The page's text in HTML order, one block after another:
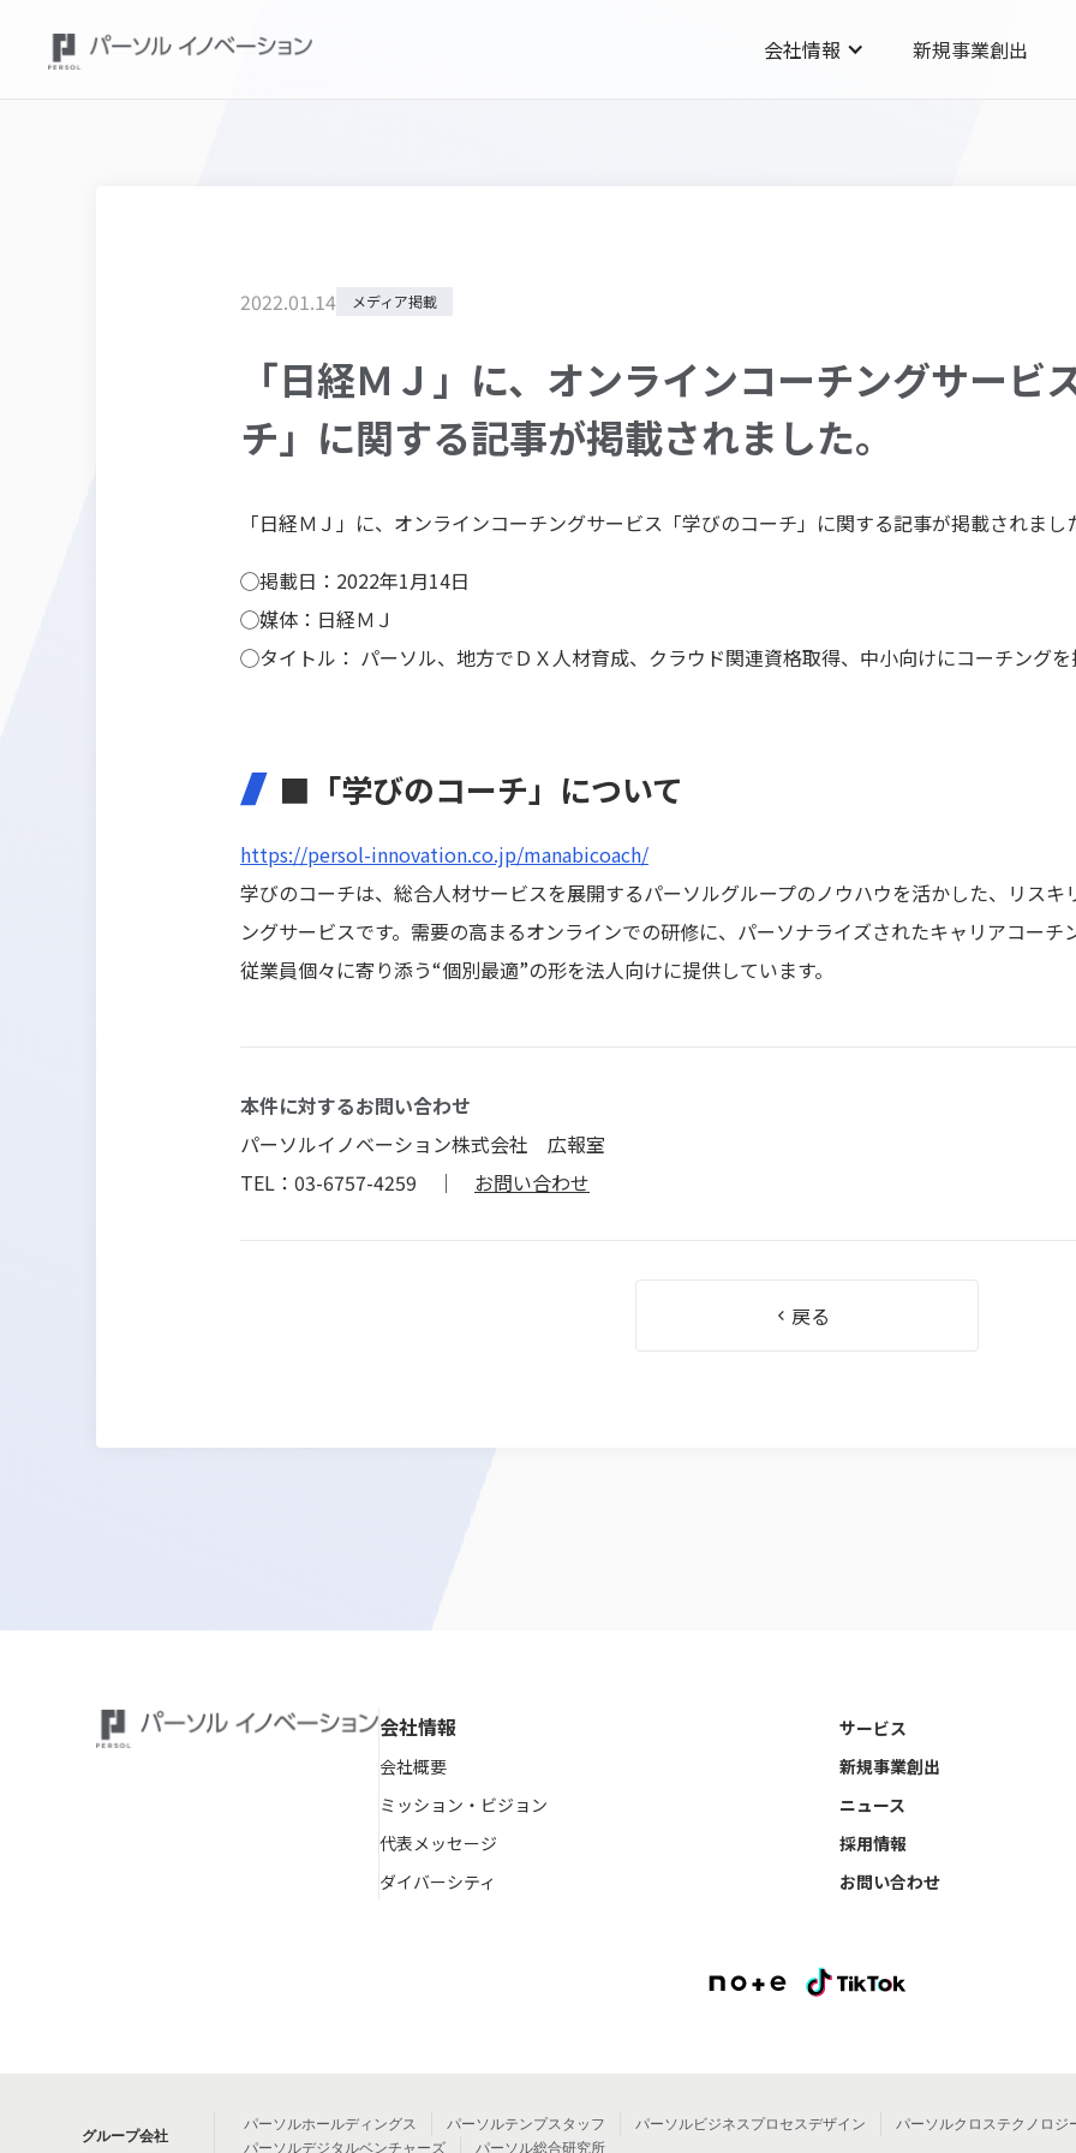
会社情報 新規事業創出
2022.01.14 メディア掲載
「日経ＭＪ」に、オンラインコーチングサービ
チ」に関する記事が掲載されました。
「日経ＭＪ 」に、オンラインコーチングサービス「学びのコーチ」に関する記事が掲載されまし
◯掲載日： 2022年1月14日
◯媒体： 日経ＭＪ
◯タイトル： パーソル、地方でＤＸ人材育成、クラウド関連資格取得、中小向けにコーチング
■「学びのコーチ」について
https://persol-innovation.co.jp/manabicoach/
学びのコーチは、総合人材サービスを展開するパーソルグループのノウハウを活かした、リス
ングサービスです。需要の高まるオンラインでの研修に、パーソナライズされたキャリアコー
従業員個々に寄り添う“個別最適”の形を法人向けに提供しています。
本件に対するお問い合わせ
パーソルイノベーション株式会社 広報室
TEL：03-6757-4259 ｜ お問い合わせ
戻る
会社情報
会社概要
ミッション・ビジョン
代表メッセージ
ダイバーシティ
サービス
新規事業創出
ニュース
採用情報
お問い合わせ
グループ会社
パーソルホールディングス パーソルテンプスタッフ パーソルビジネスプロセスデザイン
パーソルクロステクノロジ
パーソルデジタルベンチャーズ
パーソル総合研究所